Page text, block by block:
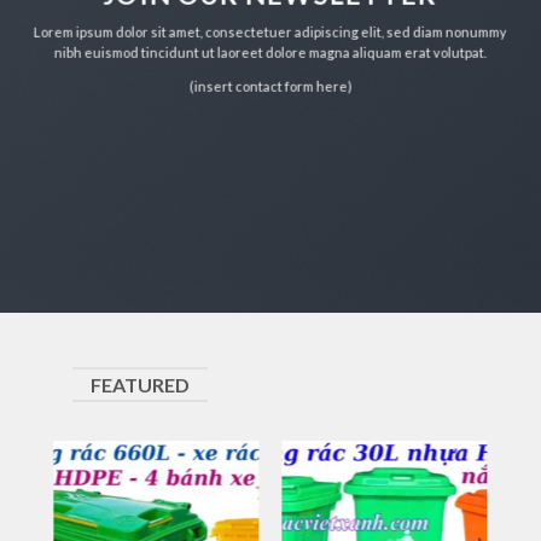
Lorem ipsum dolor sit amet, consectetuer adipiscing elit, sed diam nonummy
nibh euismod tincidunt ut laoreet dolore magna aliquam erat volutpat.
(insert contact form here)
FEATURED